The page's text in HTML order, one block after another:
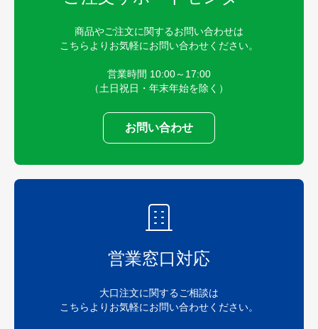
商品やご注文に関するお問い合わせは
こちらよりお気軽にお問い合わせください。
営業時間 10:00～17:00
（土日祝日・年末年始を除く）
お問い合わせ
営業窓口対応
大口注文に関するご相談は
こちらよりお気軽にお問い合わせください。